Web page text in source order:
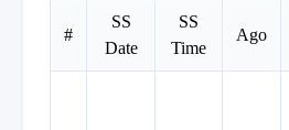
#
SS
Date
SS
Time
Ago